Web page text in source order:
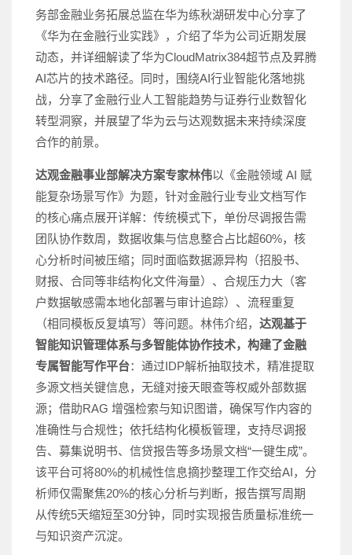
务部金融业务拓展总监在华为练秋湖研发中心分享了
《华为在金融行业实践》，介绍了华为公司近期发展
动态，并详细解读了华为CloudMatrix384超节点及昇腾
AI芯片的技术路径。同时，围绕AI行业智能化落地挑
战，分享了金融行业人工智能趋势与证券行业数智化
转型洞察，并展望了华为云与达观数据未来持续深度
合作的前景。
达观金融事业部解决方案专家林伟以《金融领域 AI 赋
能复杂场景写作》为题，针对金融行业专业文档写作
的核心痛点展开详解：传统模式下，单份尽调报告需
团队协作数周，数据收集与信息整合占比超60%，核
心分析时间被压缩；同时面临数据源异构（招股书、
财报、合同等非结构化文件海量）、合规压力大（客
户数据敏感需本地化部署与审计追踪）、流程重复
（相同模板反复填写）等问题。林伟介绍， 达观基于
智能知识管理体系与多智能体协作技术，构建了金融
专属智能写作平台：通过IDP解析抽取技术，精准提取
多源文档关键信息，无缝对接天眼查等权威外部数据
源；借助RAG 增强检索与知识图谱，确保写作内容的
准确性与合规性；依托结构化模板管理，支持尽调报
告、募集说明书、信贷报告等多场景文档“一键生成”。
该平台可将80%的机械性信息摘抄整理工作交给AI，分
析师仅需聚焦20%的核心分析与判断，报告撰写周期
从传统5天缩短至30分钟，同时实现报告质量标准统一
与知识资产沉淀。